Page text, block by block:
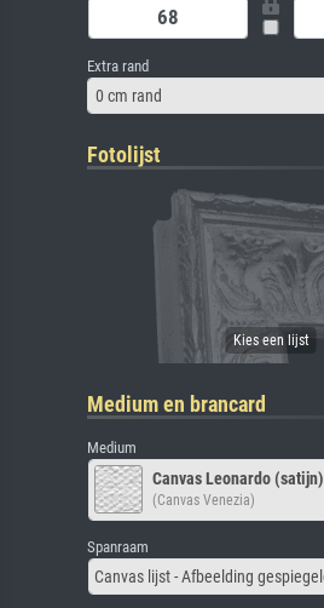
Extra rand
0 cm rand
Fotolijst
Medium en brancard
Medium
Canvas Leonardo (satijn)
(Canvas Venezia)
Spanraam